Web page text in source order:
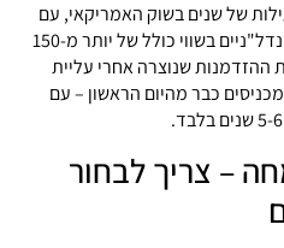
של שנים בשוק האמריקאי, עם
ניסיון ברכישת מעל 40 פרויקטים נדל"ניים בשווי כולל של יותר מ-150
ההזדמנות שנוצרה אחרי עליית
כבר מהיום הראשון – עם
– צריך לבחור